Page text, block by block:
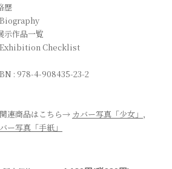
歴
示作品一覧
Checklist
: 978-4-908435-23-2
連商品はこちら→ カバー写真「少女」 ，
ー写真「手紙」